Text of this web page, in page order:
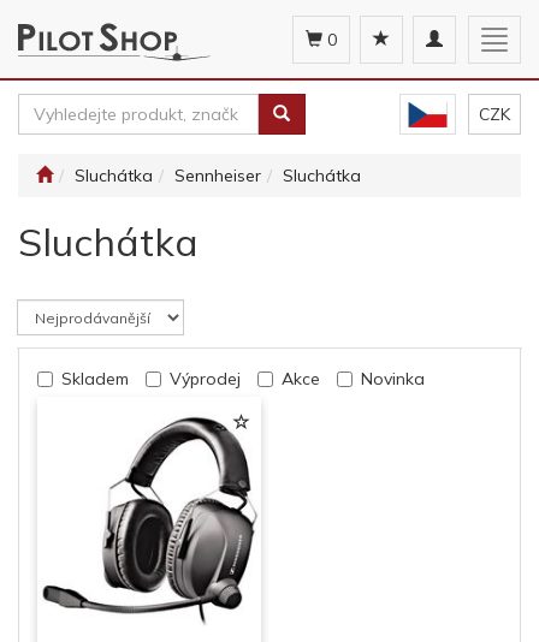
Toggle
navigation
0
CZK
Sluchátka Sennheiser Sluchátka
Sluchátka
Skladem Výprodej Akce Novinka